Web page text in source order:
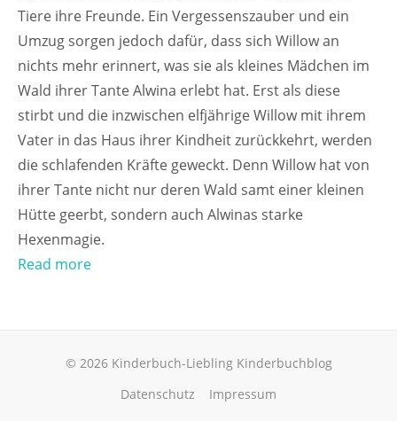
Tiere ihre Freunde. Ein Vergessenszauber und ein
Umzug sorgen jedoch dafür, dass sich Willow an
nichts mehr erinnert, was sie als kleines Mädchen im
Wald ihrer Tante Alwina erlebt hat. Erst als diese
stirbt und die inzwischen elfjährige Willow mit ihrem
Vater in das Haus ihrer Kindheit zurückkehrt, werden
die schlafenden Kräfte geweckt. Denn Willow hat von
ihrer Tante nicht nur deren Wald samt einer kleinen
Hütte geerbt, sondern auch Alwinas starke
Hexenmagie.
Read more
© 2026 Kinderbuch-Liebling Kinderbuchblog
Datenschutz
Impressum